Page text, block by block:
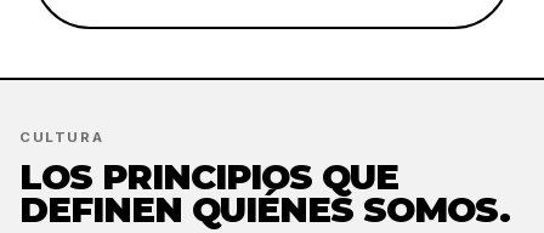
CULTURA
LOS PRINCIPIOS QUE
DEFINEN QUIÉNES SOMOS.